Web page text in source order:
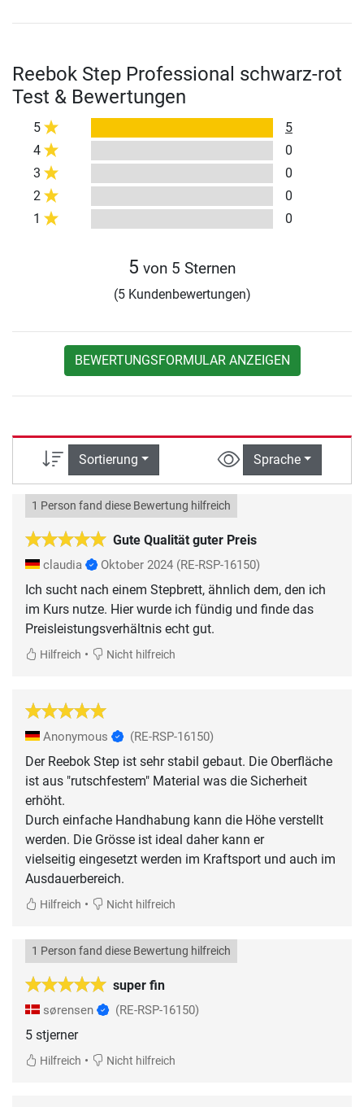
Reebok Step Professional schwarz-rot
Test & Bewertungen
5
5
4
0
3
0
2
0
1
0
5 von 5 Sternen
(5 Kundenbewertungen)
BEWERTUNGSFORMULAR ANZEIGEN
Sortierung Sprache
Gute Qualität guter Preis
1 Person fand diese Bewertung hilfreich
claudia Oktober 2024 (RE-RSP-16150)
Ich sucht nach einem Stepbrett, ähnlich dem, den ich
im Kurs nutze. Hier wurde ich fündig und finde das
Preisleistungsverhältnis echt gut.
Hilfreich • Nicht hilfreich
Anonymous (RE-RSP-16150)
Der Reebok Step ist sehr stabil gebaut. Die Oberfläche
ist aus "rutschfestem" Material was die Sicherheit
erhöht.
Durch einfache Handhabung kann die Höhe verstellt
werden. Die Grösse ist ideal daher kann er
vielseitig eingesetzt werden im Kraftsport und auch im
Ausdauerbereich.
Hilfreich • Nicht hilfreich
super fin
1 Person fand diese Bewertung hilfreich
sørensen (RE-RSP-16150)
5 stjerner
Hilfreich • Nicht hilfreich